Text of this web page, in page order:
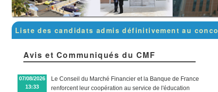
Liste des candidats admis définitivement au
Avis et Communiqués du CMF
07/08/2026
13:33
Le Conseil du Marché Financier et la Banque de France
renforcent leur coopération au service de l'éducation